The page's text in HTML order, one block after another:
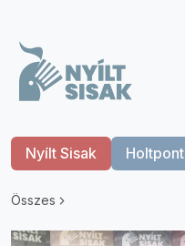
Nyílt Sisak Holtpont
Összes